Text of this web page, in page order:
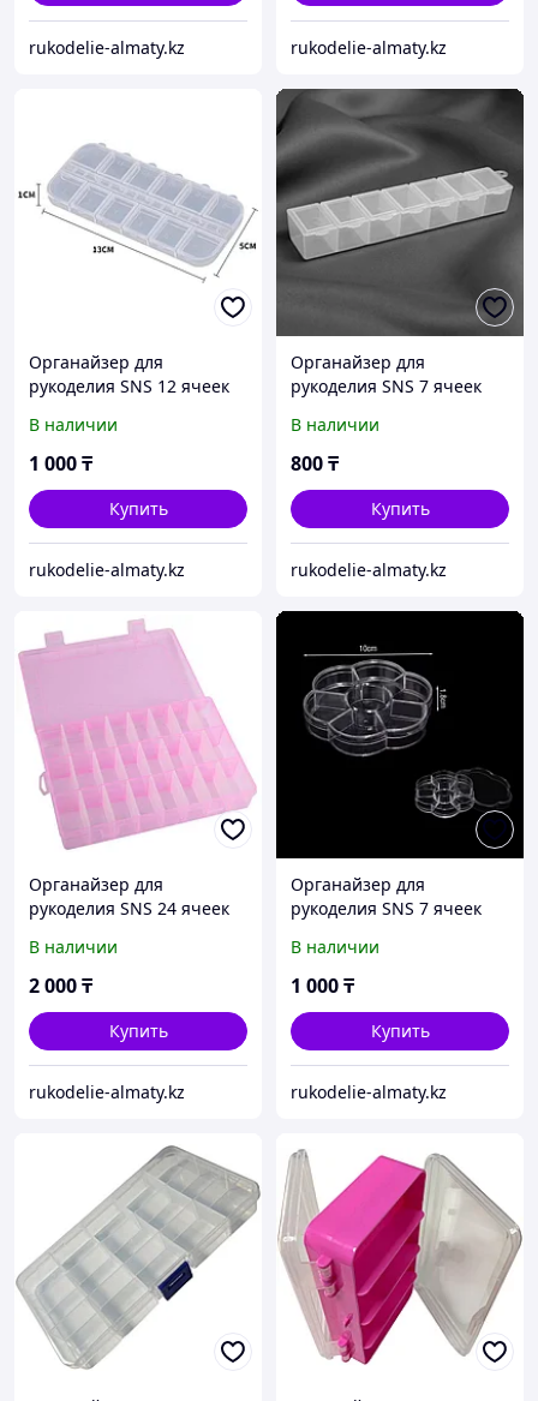
rukodelie-almaty.kz rukodelie-almaty.kz
Органайзер для
рукоделия SNS 12 ячеек
В наличии
1 000₸
Купить
rukodelie-almaty.kz
Органайзер для
рукоделия SNS 7 ячеек
В наличии
800₸
Купить
rukodelie-almaty.kz
Органайзер для
рукоделия SNS 24 ячеек
В наличии
2 000₸
Купить
rukodelie-almaty.kz
Органайзер для
рукоделия SNS 7 ячеек
В наличии
1 000₸
Купить
rukodelie-almaty.kz